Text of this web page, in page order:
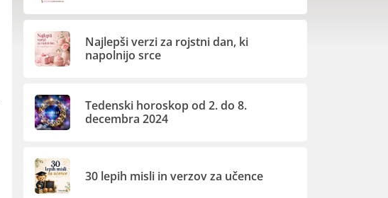
Najlepši verzi za rojstni dan, ki
napolnijo srce
Tedenski horoskop od 2. do 8.
decembra 2024
30 lepih misli in verzov za učence